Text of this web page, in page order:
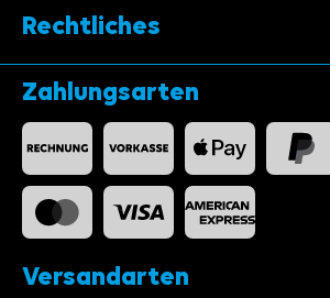
Rechtliches
Zahlungsarten
Versandarten